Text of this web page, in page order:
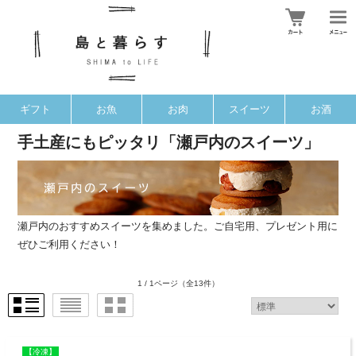
ギフト お魚 お肉 スイーツ お酒
手土産にもピッタリ「瀬戸内のスイーツ」
瀬戸内のおすすめスイーツを集めました。ご自宅用、プレゼント用に
ぜひご利用ください！
1 / 1ページ （全13件）
【冷凍】